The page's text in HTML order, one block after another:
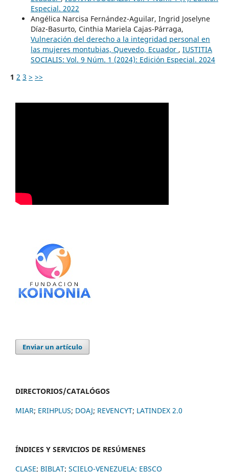
Especial. 2022
Angélica Narcisa Fernández-Aguilar, Ingrid Joselyne
Díaz-Basurto, Cinthia Mariela Cajas-Párraga,
Vulneración del derecho a la integridad personal en
las mujeres montubias, Quevedo, Ecuador , IUSTITIA
SOCIALIS: Vol. 9 Núm. 1 (2024): Edición Especial. 2024
1 2 3 > >>
Enviar un artículo
DIRECTORIOS/CATALÓGOS
MIAR; ERIHPLUS; DOAJ; REVENCYT; LATINDEX 2.0
ÍNDICES Y SERVICIOS DE RESÚMENES
CLASE; BIBLAT; SCIELO-VENEZUELA; EBSCO